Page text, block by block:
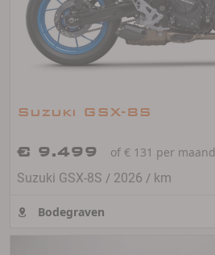
Suzuki GSX-8S
€ 9.499
of € 131 per maand
Suzuki GSX-8S / 2026 / km
Bodegraven